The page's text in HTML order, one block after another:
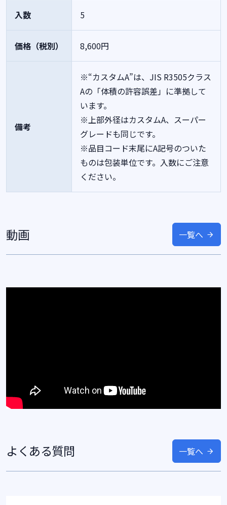
入数 5
価格（税別） 8,600円
備考
※“カスタムA”は、JIS R3505クラス
Aの「体積の許容誤差」に準拠して
います。
※上部外径はカスタムA、スーパー
グレードも同じです。
※品目コード末尾にA記号のついた
ものは包装単位です。入数にご注意
ください。
動画 一覧へ
よくある質問 一覧へ